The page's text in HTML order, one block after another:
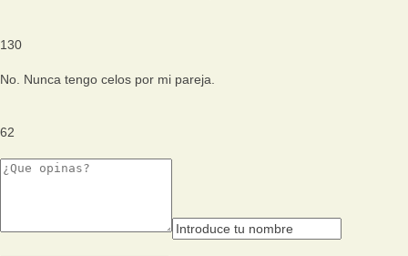
130
No. Nunca tengo celos por mi pareja.
62